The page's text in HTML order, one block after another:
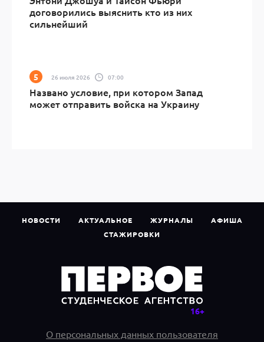
договорились выяснить кто из них
сильнейший
26 июля 2026 07:00
Названо условие, при котором Запад
может отправить войска на Украину
НОВОСТИ АКТУАЛЬНОЕ ЖУРНАЛЫ
АФИША
СТАЖИРОВКИ
О персональных данных пользователя